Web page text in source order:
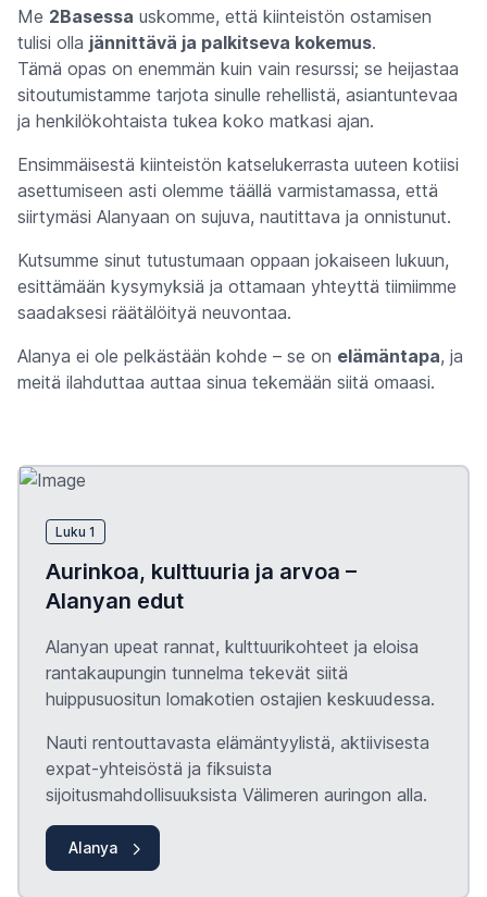
Me 2Basessa uskomme, että kiinteistön ostamisen
tulisi olla jännittävä ja palkitseva kokemus.
Tämä opas on enemmän kuin vain resurssi; se heijastaa
sitoutumistamme tarjota sinulle rehellistä, asiantuntevaa
ja henkilökohtaista tukea koko matkasi ajan.
Ensimmäisestä kiinteistön katselukerrasta uuteen kotiisi
asettumiseen asti olemme täällä varmistamassa, että
siirtymäsi Alanyaan on sujuva, nautittava ja onnistunut.
Kutsumme sinut tutustumaan oppaan jokaiseen lukuun,
esittämään kysymyksiä ja ottamaan yhteyttä tiimiimme
saadaksesi räätälöityä neuvontaa.
Alanya ei ole pelkästään kohde – se on elämäntapa, ja
meitä ilahduttaa auttaa sinua tekemään siitä omaasi.
Luku 1
Aurinkoa, kulttuuria ja arvoa –
Alanyan edut
Alanyan upeat rannat, kulttuurikohteet ja eloisa
rantakaupungin tunnelma tekevät siitä
huippusuositun lomakotien ostajien keskuudessa.
Nauti rentouttavasta elämäntyylistä, aktiivisesta
expat-yhteisöstä ja fiksuista
sijoitusmahdollisuuksista Välimeren auringon alla.
Alanya